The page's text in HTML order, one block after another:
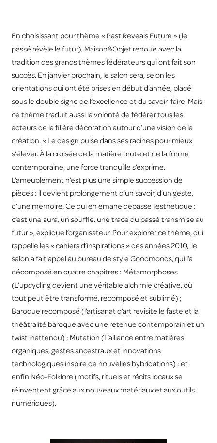
En choisissant pour thème « Past Reveals Future » (le
passé révèle le futur), Maison&Objet renoue avec la
tradition des grands thèmes fédérateurs qui ont fait son
succès. En janvier prochain, le salon sera, selon les
orientations qui ont été prises en début d’année, placé
sous le double signe de l’excellence et du savoir-faire. Mais
ce thème traduit aussi la volonté de fédérer tous les
acteurs de la filière décoration autour d’une vision de la
création. « Le design puise dans ses racines pour mieux
s’élever. À la croisée de la matière brute et de la forme
contemporaine, une force tranquille s’exprime.
L’ameublement n’est plus une simple succession de
pièces : il devient prolongement d’un savoir, d’un geste,
d’une mémoire. Ce qui en émane dépasse l’esthétique :
c’est une aura, un souffle, une trace du passé transmise au
futur », explique l’organisateur. Pour explorer ce thème, qui
rappelle les « cahiers d’inspirations » des années 2010, le
salon a fait appel au bureau de style Goodmoods, qui l’a
décomposé en quatre chapitres : Métamorphoses
(L’upcycling devient une véritable alchimie créative, où
tout peut être transformé, recomposé et sublimé) ;
Baroque recomposé (l’artisanat d’art revisite le faste et la
théâtralité baroque avec une retenue contemporain et un
twist inattendu) ; Mutation (L’alliance entre matières
organiques, gestes ancestraux et innovations
technologiques inspire de nouvelles hybridations) ; et
enfin Néo-Folklore (motifs, rituels et récits locaux se
réinventent grâce aux nouveaux matériaux et aux outils
numériques).